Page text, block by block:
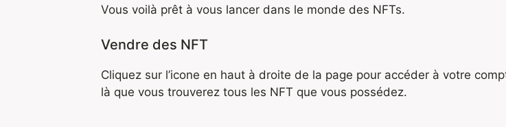
Vous voilà prêt à vous lancer dans le monde des NFTs.
Vendre des NFT
Cliquez sur l’icone en haut à droite de la page pour accéder à votre
là que vous trouverez tous les NFT que vous possédez.